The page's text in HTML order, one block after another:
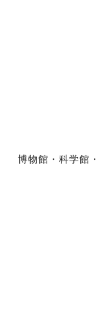
博物館・科学館